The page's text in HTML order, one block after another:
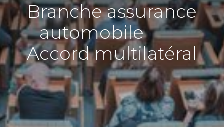
Branche assurance
automobile
Accord multilatéral